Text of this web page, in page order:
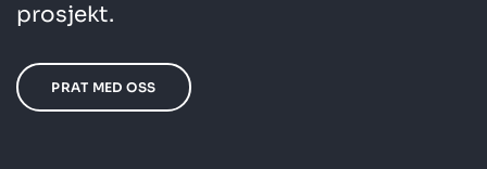
prosjekt.
PRAT MED OSS